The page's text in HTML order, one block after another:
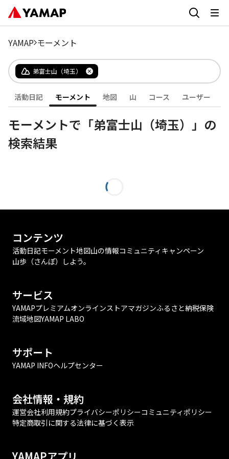
YAMAP モーメント
弟富士山（埼玉）
活動日記 モーメント 地図 山 コース ユーザー
モーメントで「弟富士山（埼玉）」の
検索結果
コンテンツ
活動日記モーメント地図山の情報コミュニティ キャンペーン
山歩（さんぽ）しよう。
サービス
YAMAPプレミアムオンラインストアマガジンふるさと納税保険
流域地図YAMAP LABO
サポート
YAMAP INFOヘルプセンター
会社情報・規約
運営会社利用規約プライバシーポリシーコミュニティポリシー
特定商取引に関する法律に基づく表示